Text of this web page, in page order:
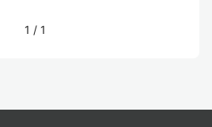
1 / 1